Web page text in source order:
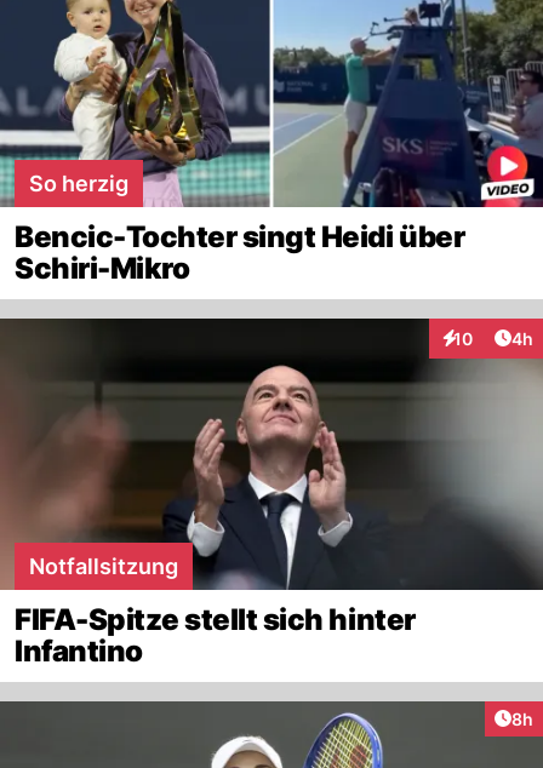
So herzig
Bencic-Tochter singt Heidi über
Schiri-Mikro
10
Interaktionen
4h
Notfallsitzung
FIFA-Spitze stellt sich hinter
Infantino
8h